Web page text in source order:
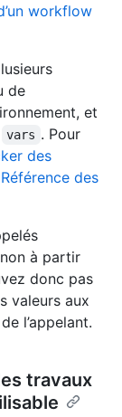
workflow
de
et
vars . Pour
des
Référence des
à partir
donc pas
valeurs aux
l’appelant.
travaux